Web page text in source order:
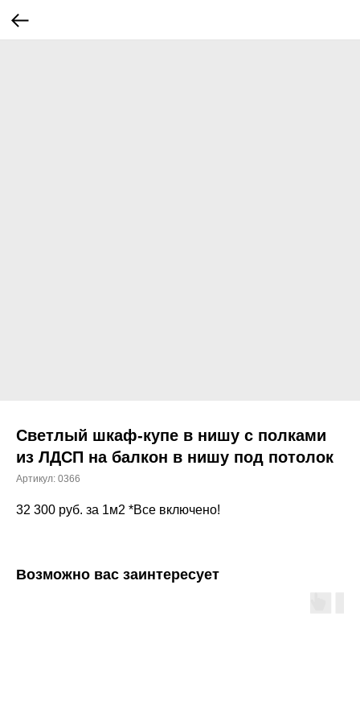
Светлый шкаф-купе в нишу с полками
из ЛДСП на балкон в нишу под потолок
Артикул: 0366
32 300 руб. за 1м2 *Все включено!
Возможно вас заинтересует